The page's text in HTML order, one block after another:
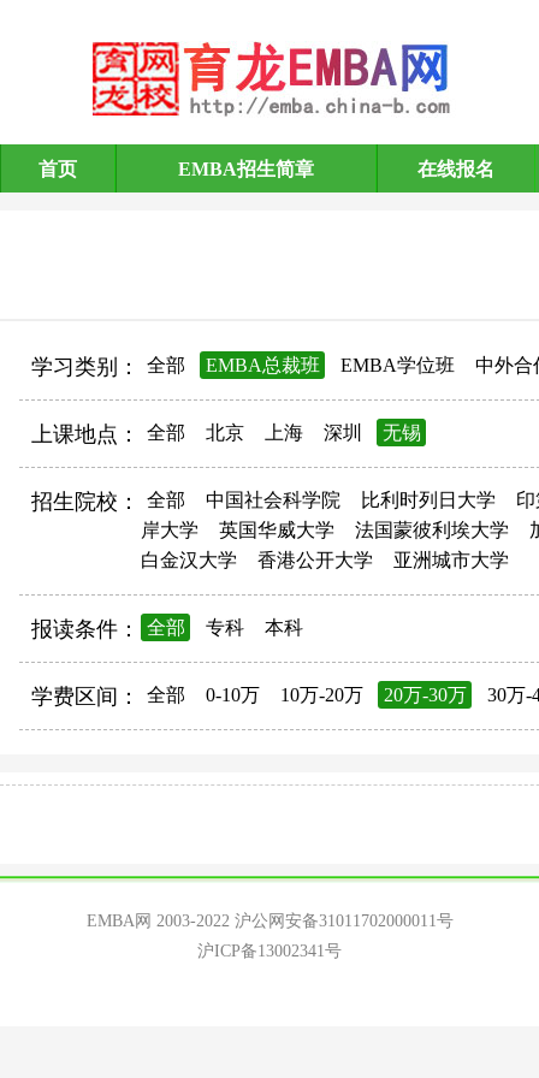
EMBA招生简章
首页 EMBA招生简章 在线报名
学习类别： 全部 EMBA总裁班 EMBA学位班 中外合
上课地点： 全部 北京 上海 深圳 无锡
招生院校： 全部 中国社会科学院 比利时列日大学
岸大学
英国华威大学 法国蒙彼利埃大学
白金汉大学
香港公开大学 亚洲城市大学
报读条件： 全部 专科 本科
学费区间： 全部 0-10万 10万-20万 20万-30万 30万-
EMBA网 2003-2022 沪公网安备31011702000011号
沪ICP备13002341号